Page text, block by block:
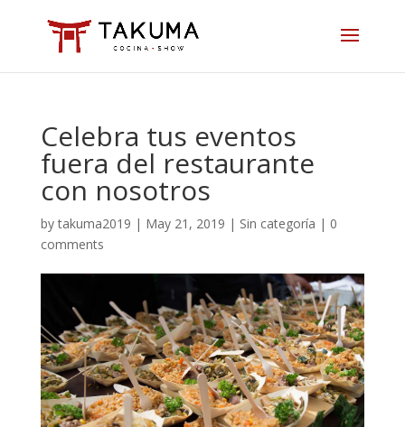
Celebra tus eventos
fuera del restaurante
con nosotros
bytakuma2019 | May 21, 2019 | Sin categoría | 0
comments